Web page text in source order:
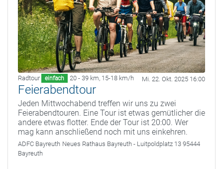
Radtour einfach 20 - 39 km, 15-18 km/h Mi. 22. Okt. 2025 16:00
Feierabendtour
Jeden Mittwochabend treffen wir uns zu zwei
Feierabendtouren. Eine Tour ist etwas gemütlicher die
andere etwas flotter. Ende der Tour ist 20:00. Wer
mag kann anschließend noch mit uns einkehren.
ADFC Bayreuth Neues Rathaus Bayreuth - Luitpoldplatz 13 95444
Bayreuth